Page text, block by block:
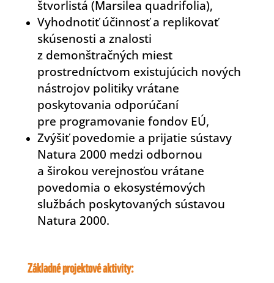
štvorlistá (Marsilea quadrifolia),
Vyhodnotiť účinnosť a replikovať
skúsenosti a znalosti
z demonštračných miest
prostredníctvom existujúcich nových
nástrojov politiky vrátane
poskytovania odporúčaní
pre programovanie fondov EÚ,
Zvýšiť povedomie a prijatie sústavy
Natura 2000 medzi odbornou
a širokou verejnosťou vrátane
povedomia o ekosystémových
službách poskytovaných sústavou
Natura 2000.
Základné projektové aktivity: